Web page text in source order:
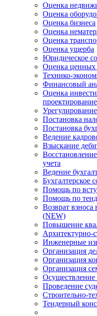
Оценка
Оценка
Оценка бизнеса
Оценка
Оценка
Оценка ущерба
Юридическое
Оценка ценных
Технико-
Финансовый
Оценка
проектирование
Постановка
Постановка
Ведение
Взыскание
учета
Ведение
Бухгалтерское
Помощь по
Помощь по
Возврат
(NEW)
Повышение
Архитектурно-
Инженерные
Организация
Организация
Организация
Осуществление
Проведение
Строительно-
Тендерный